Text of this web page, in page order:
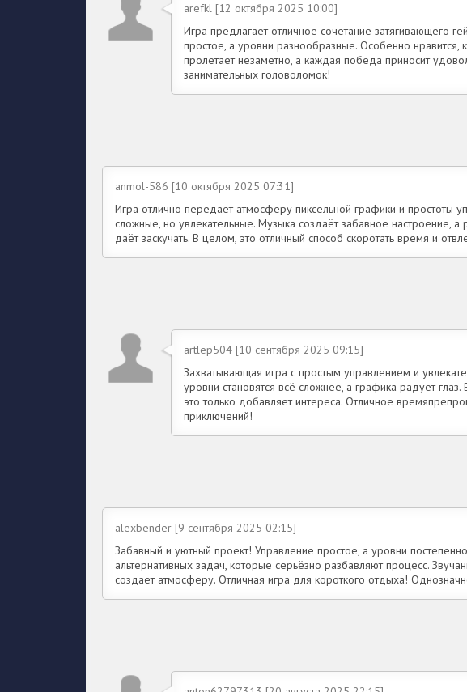
arefkl [12 октября 2025 10:00]
Игра предлагает отличное сочетание затягивающего
простое, а уровни разнообразные. Особенно нравится,
пролетает незаметно, а каждая победа приносит
занимательных головоломок!
anmol-586 [10 октября 2025 07:31]
Игра отлично передает атмосферу пиксельной графики и простоты
сложные, но увлекательные. Музыка создаёт забавное настроение,
даёт заскучать. В целом, это отличный способ скоротать время и
artlep504 [10 сентября 2025 09:15]
Захватывающая игра с простым управлением и
уровни становятся всё сложнее, а графика радует
это только добавляет интереса. Отличное
приключений!
alexbender [9 сентября 2025 02:15]
Забавный и уютный проект! Управление простое, а уровни
альтернативных задач, которые серьёзно разбавляют процесс.
создает атмосферу. Отличная игра для короткого отдыха!